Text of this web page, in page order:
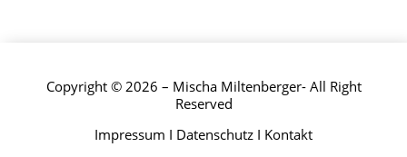
Copyright © 2026 – Mischa Miltenberger- All Right
Reserved
Impressum I Datenschutz I Kontakt